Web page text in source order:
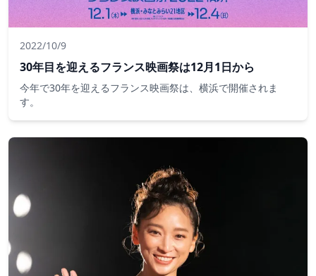
2022/10/9
30年目を迎えるフランス映画祭は12月1日から
今年で30年を迎えるフランス映画祭は、横浜で開催されま
す。